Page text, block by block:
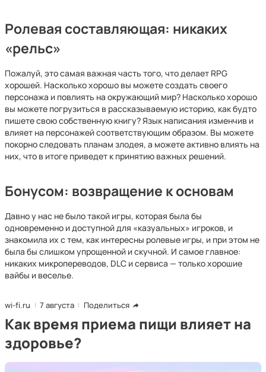
Ролевая составляющая: никаких
«рельс»
Пожалуй, это самая важная часть того, что делает RPG
хорошей. Насколько хорошо вы можете создать своего
персонажа и повлиять на окружающий мир? Насколько хорошо
вы можете погрузиться в рассказываемую историю, как будто
пишете свою собственную книгу? Язык написания изменчив и
влияет на персонажей соответствующим образом. Вы можете
покорно следовать планам злодея, а можете активно влиять на
них, что в итоге приведет к принятию важных решений.
Бонусом: возвращение к основам
Давно у нас не было такой игры, которая была бы
одновременно и доступной для «казуальных» игроков, и
знакомила их с тем, как интересны ролевые игры, и при этом не
была бы слишком упрощенной и скучной. И самое главное:
никаких микропереводов, DLC и сервиса — только хорошие
вайбы и веселье.
wi-fi.ru 7 августа Поделиться
Как время приема пищи влияет на
здоровье?